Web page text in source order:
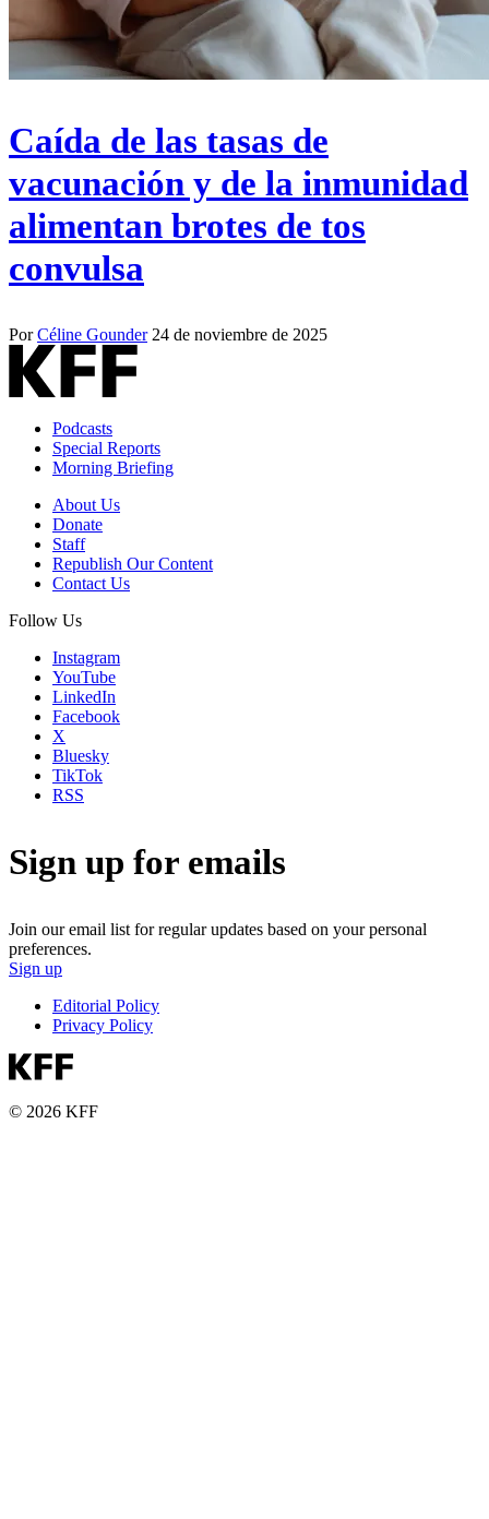
Caída de las tasas de
vacunación y de la inmunidad
alimentan brotes de tos
convulsa
PorCéline Gounder 24 de noviembre de 2025
Podcasts
Special Reports
Morning Briefing
About Us
Donate
Staff
Republish Our Content
Contact Us
Follow Us
Instagram
YouTube
LinkedIn
Facebook
X
Bluesky
TikTok
RSS
Sign up for emails
Join our email list for regular updates based on your personal
preferences.
Sign up
Editorial Policy
Privacy Policy
© 2026 KFF